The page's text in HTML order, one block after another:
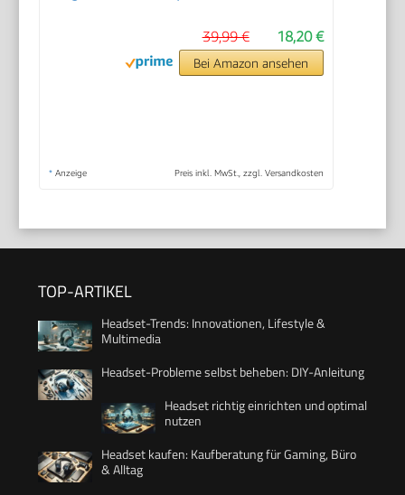
18,20 €
39,99 €
Bei Amazon ansehen
* Anzeige Preis inkl. MwSt., zzgl. Versandkosten
TOP-ARTIKEL
Headset-Trends: Innovationen, Lifestyle &
Multimedia
Headset-Probleme selbst beheben: DIY-Anleitung
Headset richtig einrichten und optimal
nutzen
Headset kaufen: Kaufberatung für Gaming, Büro
& Alltag